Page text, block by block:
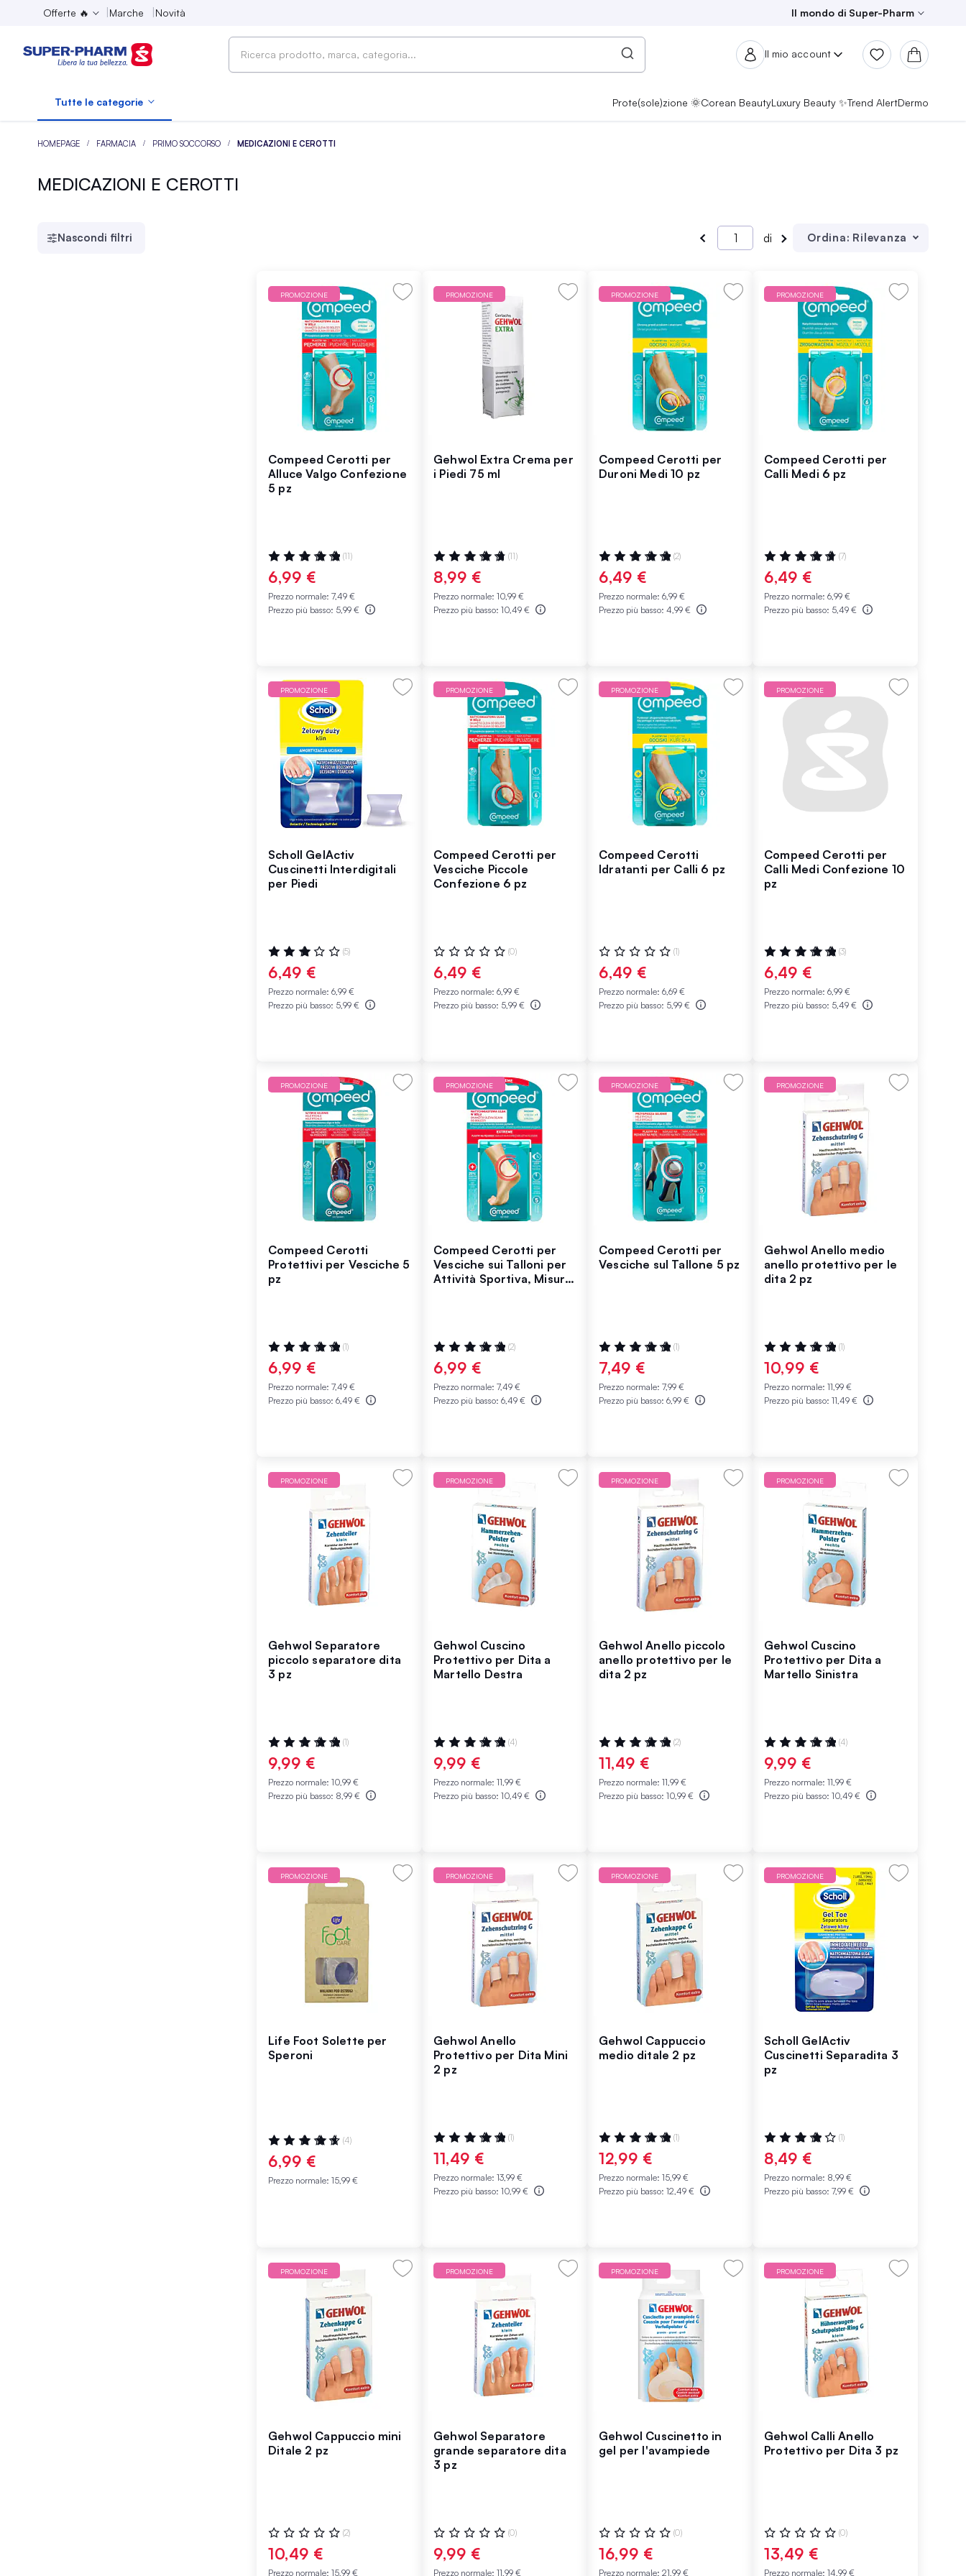
Offerte 🔥 Marche Novità Il mondo di Super-Pharm
Il mio account
Tutte le categorie Prote(sole)zione 🌞Corean BeautyLuxury Beauty ✨Trend AlertDermo
HOMEPAGE FARMACIA PRIMO SOCCORSO MEDICAZIONI E CEROTTI
MEDICAZIONI E CEROTTI
Nascondi filtri di Ordina: Rilevanza
PROMOZIONE
Compeed Cerotti per
Alluce Valgo Confezione
5 pz
Valutazione:
100%
(11)
6,99 €
Prezzo normale: 7,49 €
Prezzo più basso: 5,99 €
PROMOZIONE
Gehwol Extra Crema per
i Piedi 75 ml
Valutazione:
98%
(11)
8,99 €
Prezzo normale: 10,99 €
Prezzo più basso: 10,49 €
PROMOZIONE
Compeed Cerotti per
Duroni Medi 10 pz
Valutazione:
100%
(2)
6,49 €
Prezzo normale: 6,99 €
Prezzo più basso: 4,99 €
PROMOZIONE
Compeed Cerotti per
Calli Medi 6 pz
Valutazione:
97%
(7)
6,49 €
Prezzo normale: 6,99 €
Prezzo più basso: 5,49 €
PROMOZIONE
Scholl GelActiv
Cuscinetti Interdigitali
per Piedi
Valutazione:
64%
(5)
6,49 €
Prezzo normale: 6,99 €
Prezzo più basso: 5,99 €
PROMOZIONE
Compeed Cerotti per
Vesciche Piccole
Confezione 6 pz
Valutazione:
0%
(0)
6,49 €
Prezzo normale: 6,99 €
Prezzo più basso: 5,99 €
PROMOZIONE
Compeed Cerotti
Idratanti per Calli 6 pz
Valutazione:
0%
(1)
6,49 €
Prezzo normale: 6,69 €
Prezzo più basso: 5,99 €
PROMOZIONE
Compeed Cerotti per
Calli Medi Confezione 10
pz
Valutazione:
100%
(3)
6,49 €
Prezzo normale: 6,99 €
Prezzo più basso: 5,49 €
PROMOZIONE
Compeed Cerotti
Protettivi per Vesciche 5
pz
Valutazione:
100%
(1)
6,99 €
Prezzo normale: 7,49 €
Prezzo più basso: 6,49 €
PROMOZIONE
Compeed Cerotti per
Vesciche sui Talloni per
Attività Sportiva, Misura
Valutazione:
100%
(2)
6,99 €
Prezzo normale: 7,49 €
Prezzo più basso: 6,49 €
PROMOZIONE
Compeed Cerotti per
Vesciche sul Tallone 5 pz
Valutazione:
100%
(1)
7,49 €
Prezzo normale: 7,99 €
Prezzo più basso: 6,99 €
PROMOZIONE
Gehwol Anello medio
anello protettivo per le
dita 2 pz
Valutazione:
100%
(1)
10,99 €
Prezzo normale: 11,99 €
Prezzo più basso: 11,49 €
PROMOZIONE
Gehwol Separatore
piccolo separatore dita
3 pz
Valutazione:
100%
(1)
9,99 €
Prezzo normale: 10,99 €
Prezzo più basso: 8,99 €
PROMOZIONE
Gehwol Cuscino
Protettivo per Dita a
Martello Destra
Valutazione:
100%
(4)
9,99 €
Prezzo normale: 11,99 €
Prezzo più basso: 10,49 €
PROMOZIONE
Gehwol Anello piccolo
anello protettivo per le
dita 2 pz
Valutazione:
100%
(2)
11,49 €
Prezzo normale: 11,99 €
Prezzo più basso: 10,99 €
PROMOZIONE
Gehwol Cuscino
Protettivo per Dita a
Martello Sinistra
Valutazione:
100%
(4)
9,99 €
Prezzo normale: 11,99 €
Prezzo più basso: 10,49 €
PROMOZIONE
Life Foot Solette per
Speroni
Valutazione:
95%
(4)
6,99 €
Prezzo normale: 15,99 €
PROMOZIONE
Gehwol Anello
Protettivo per Dita Mini
2 pz
Valutazione:
100%
(1)
11,49 €
Prezzo normale: 13,99 €
Prezzo più basso: 10,99 €
PROMOZIONE
Gehwol Cappuccio
medio ditale 2 pz
Valutazione:
100%
(1)
12,99 €
Prezzo normale: 15,99 €
Prezzo più basso: 12,49 €
PROMOZIONE
Scholl GelActiv
Cuscinetti Separadita 3
pz
Valutazione:
80%
(1)
8,49 €
Prezzo normale: 8,99 €
Prezzo più basso: 7,99 €
PROMOZIONE
Gehwol Cappuccio mini
Ditale 2 pz
Valutazione:
0%
(2)
10,49 €
Prezzo normale: 15,99 €
PROMOZIONE
Gehwol Separatore
grande separatore dita
3 pz
Valutazione:
0%
(0)
9,99 €
Prezzo normale: 11,99 €
PROMOZIONE
Gehwol Cuscinetto in
gel per l'avampiede
Valutazione:
0%
(0)
16,99 €
Prezzo normale: 21,99 €
PROMOZIONE
Gehwol Calli Anello
Protettivo per Dita 3 pz
Valutazione:
0%
(0)
13,49 €
Prezzo normale: 14,99 €